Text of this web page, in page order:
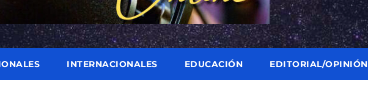
INTERNACIONALES EDUCACIÓN EDITORIAL/OPINIÓN